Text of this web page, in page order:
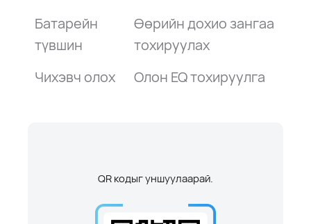
Батарейн
түвшин
Өөрийн дохио зангаа
тохируулах
Чихэвч олох
Олон EQ тохируулга
QR кодыг уншуулаарай.